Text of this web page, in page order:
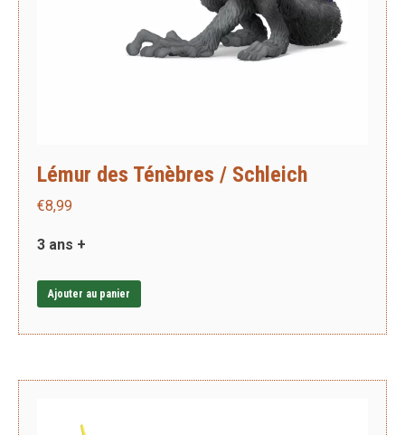
Lémur des Ténèbres / Schleich
€8,99
3 ans +
Ajouter au panier